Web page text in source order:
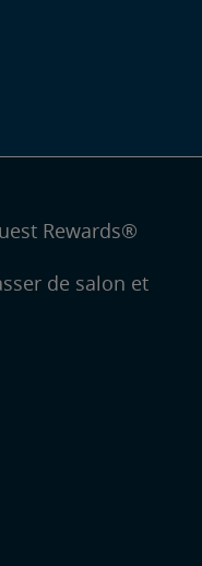
Rewards®
de salon et